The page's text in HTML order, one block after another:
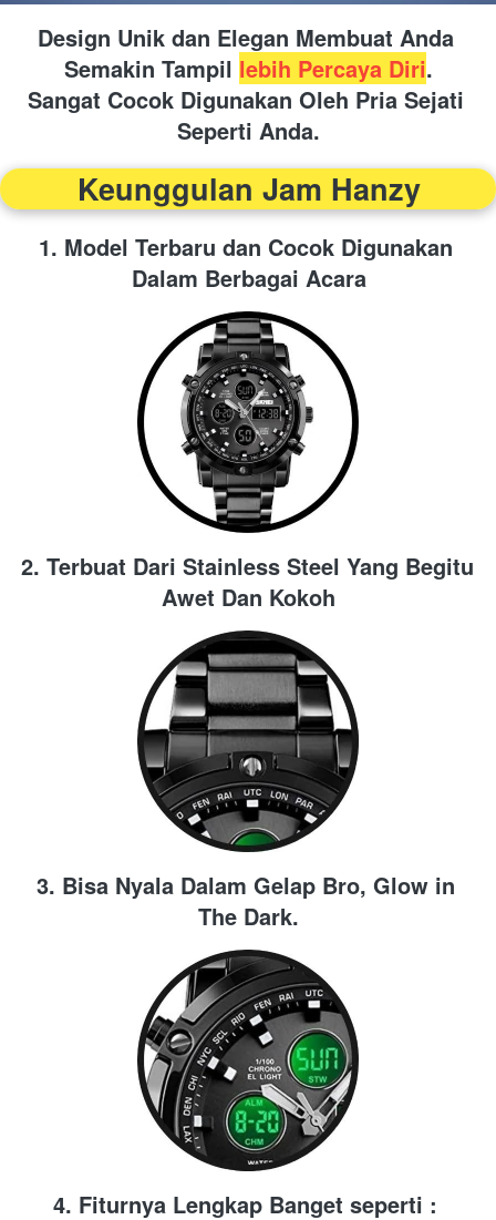
Design Unik dan Elegan Membuat Anda
Semakin Tampil lebih Percaya Diri.
Sangat Cocok Digunakan Oleh Pria Sejati
Seperti Anda.
Keunggulan Jam Hanzy
1. Model Terbaru dan Cocok Digunakan
Dalam Berbagai Acara
2. Terbuat Dari Stainless Steel Yang Begitu
Awet Dan Kokoh
3. Bisa Nyala Dalam Gelap Bro, Glow in
The Dark.
4. Fiturnya Lengkap Banget seperti :